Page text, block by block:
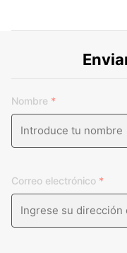
Nombre *
Correo electrónico *